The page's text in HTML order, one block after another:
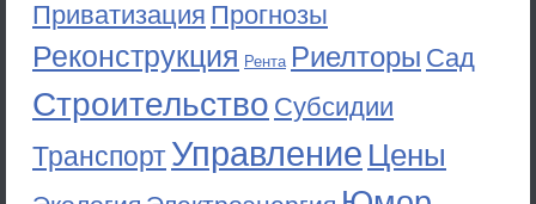
Приватизация Прогнозы
Реконструкция Рента Риелторы Сад
Строительство Субсидии
ТранспортУправление Цены